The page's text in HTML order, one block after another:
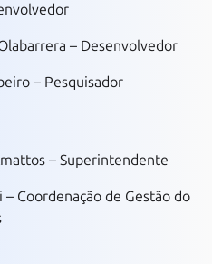
– Desenvolvedor
– Pesquisador
– Superintendente
Coordenação de Gestão do